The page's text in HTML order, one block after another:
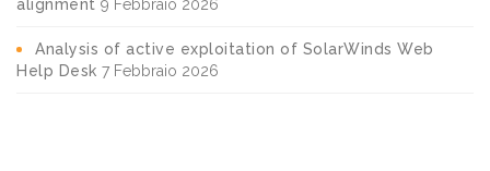
alignment 9 Febbraio 2026
Analysis of active exploitation of SolarWinds Web
Help Desk 7 Febbraio 2026